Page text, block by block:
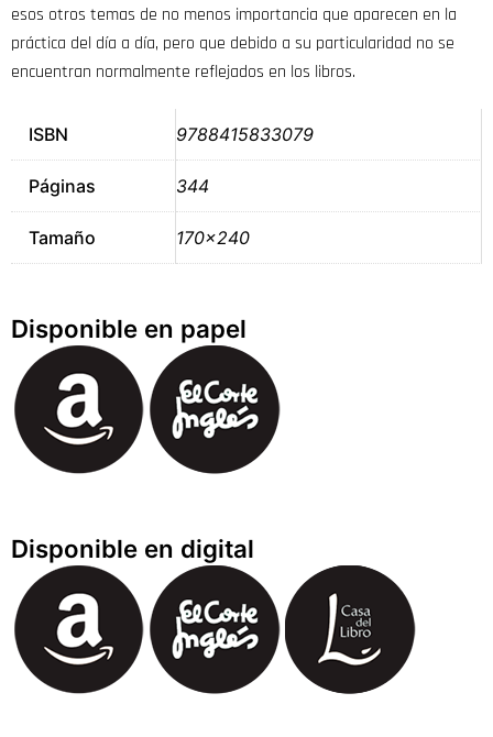
esos otros temas de no menos importancia que aparecen en la
práctica del día a día, pero que debido a su particularidad no se
encuentran normalmente reflejados en los libros.
ISBN 9788415833079
Páginas 344
Tamaño 170×240
Disponible en papel
Disponible en digital